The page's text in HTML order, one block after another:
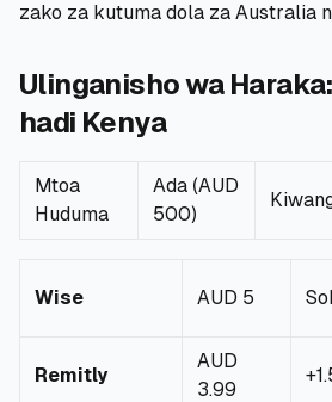
🔐Hazina ya Mikopo
zako za kutuma dola za Australia
Ulinganisho wa
hadi Kenya
Mtoa
Huduma
Ada (AUD
500)
Wise AUD 5
Remitly
AUD
3.99